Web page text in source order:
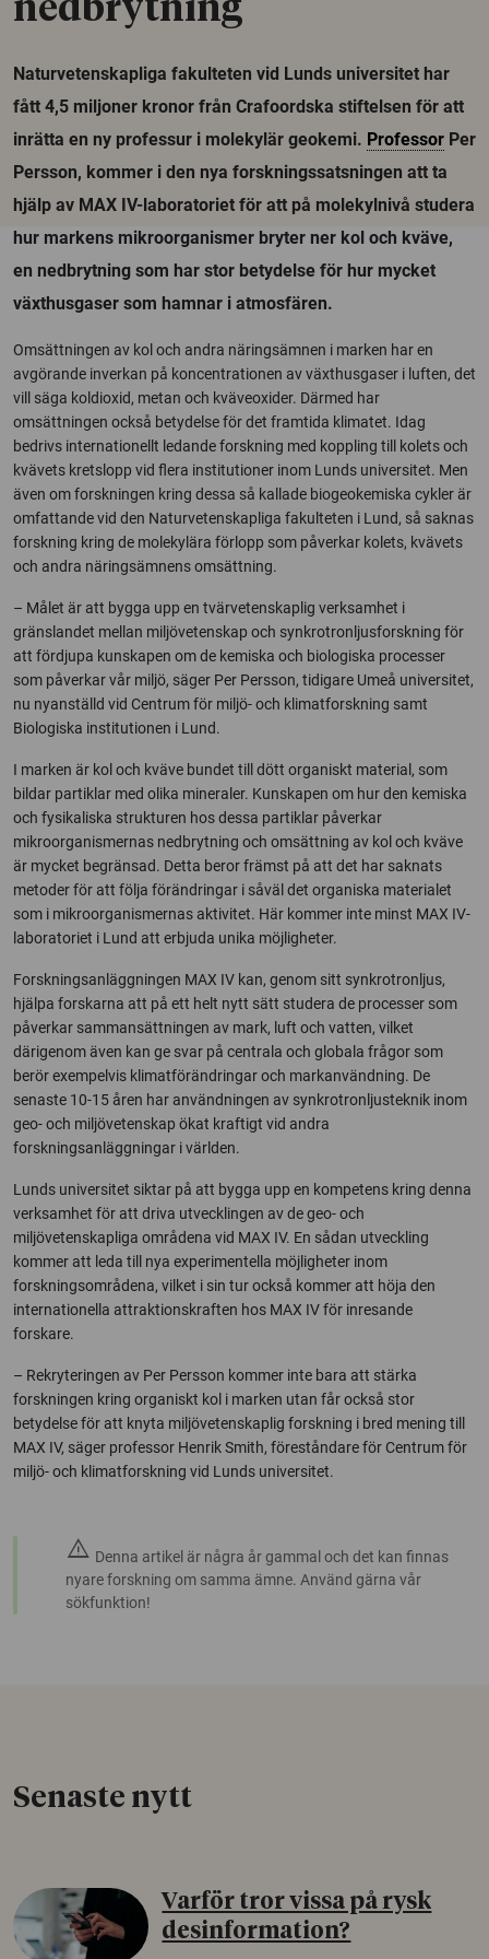
nedbrytning
Naturvetenskapliga fakulteten vid Lunds universitet har
fått 4,5 miljoner kronor från Crafoordska stiftelsen för att
inrätta en ny professur i molekylär geokemi. Professor Per
Persson, kommer i den nya forskningssatsningen att ta
hjälp av MAX IV-laboratoriet för att på molekylnivå studera
hur markens mikroorganismer bryter ner kol och kväve,
en nedbrytning som har stor betydelse för hur mycket
växthusgaser som hamnar i atmosfären.
Omsättningen av kol och andra näringsämnen i marken har en
avgörande inverkan på koncentrationen av växthusgaser i luften, det
vill säga koldioxid, metan och kväveoxider. Därmed har
omsättningen också betydelse för det framtida klimatet. Idag
bedrivs internationellt ledande forskning med koppling till kolets och
kvävets kretslopp vid flera institutioner inom Lunds universitet. Men
även om forskningen kring dessa så kallade biogeokemiska cykler är
omfattande vid den Naturvetenskapliga fakulteten i Lund, så saknas
forskning kring de molekylära förlopp som påverkar kolets, kvävets
och andra näringsämnens omsättning.
– Målet är att bygga upp en tvärvetenskaplig verksamhet i
gränslandet mellan miljövetenskap och synkrotronljusforskning för
att fördjupa kunskapen om de kemiska och biologiska processer
som påverkar vår miljö, säger Per Persson, tidigare Umeå universitet,
nu nyanställd vid Centrum för miljö- och klimatforskning samt
Biologiska institutionen i Lund.
I marken är kol och kväve bundet till dött organiskt material, som
bildar partiklar med olika mineraler. Kunskapen om hur den kemiska
och fysikaliska strukturen hos dessa partiklar påverkar
mikroorganismernas nedbrytning och omsättning av kol och kväve
är mycket begränsad. Detta beror främst på att det har saknats
metoder för att följa förändringar i såväl det organiska materialet
som i mikroorganismernas aktivitet. Här kommer inte minst MAX IV-
laboratoriet i Lund att erbjuda unika möjligheter.
Forskningsanläggningen MAX IV kan, genom sitt synkrotronljus,
hjälpa forskarna att på ett helt nytt sätt studera de processer som
påverkar sammansättningen av mark, luft och vatten, vilket
därigenom även kan ge svar på centrala och globala frågor som
berör exempelvis klimatförändringar och markanvändning. De
senaste 10-15 åren har användningen av synkrotronljusteknik inom
geo- och miljövetenskap ökat kraftigt vid andra
forskningsanläggningar i världen.
Lunds universitet siktar på att bygga upp en kompetens kring denna
verksamhet för att driva utvecklingen av de geo- och
miljövetenskapliga områdena vid MAX IV. En sådan utveckling
kommer att leda till nya experimentella möjligheter inom
forskningsområdena, vilket i sin tur också kommer att höja den
internationella attraktionskraften hos MAX IV för inresande
forskare.
– Rekryteringen av Per Persson kommer inte bara att stärka
forskningen kring organiskt kol i marken utan får också stor
betydelse för att knyta miljövetenskaplig forskning i bred mening till
MAX IV, säger professor Henrik Smith, föreståndare för Centrum för
miljö- och klimatforskning vid Lunds universitet.
warning Denna artikel är några år gammal och det kan finnas
nyare forskning om samma ämne. Använd gärna vår
sökfunktion!
Senaste nytt
Varför tror vissa på rysk
desinformation?